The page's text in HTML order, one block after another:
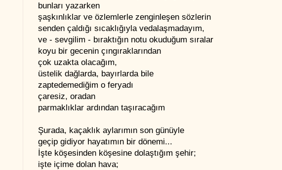
bunları yazarken
şaşkınlıklar ve özlemlerle zenginleşen sözlerin
senden çaldığı sıcaklığıyla vedalaşmadayım,
ve - sevgilim - bıraktığın notu okuduğum sıralar
koyu bir gecenin çıngıraklarından
çok uzakta olacağım,
üstelik dağlarda, bayırlarda bile
zaptedemediğim o feryadı
çaresiz, oradan
parmaklıklar ardından taşıracağım
Şurada, kaçaklık aylarımın son günüyle
geçip gidiyor hayatımın bir dönemi...
İşte köşesinden köşesine dolaştığım şehir;
işte içime dolan hava;